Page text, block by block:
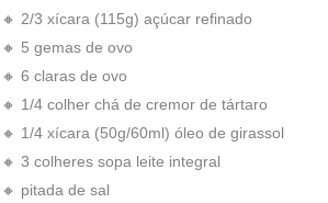
🔸 2/3 xícara (115g) açúcar refinado
🔸 5 gemas de ovo
🔸 6 claras de ovo
🔸 1/4 colher chá de cremor de tártaro
🔸 1/4 xícara (50g/60ml) óleo de girassol
🔸 3 colheres sopa leite integral
🔸 pitada de sal